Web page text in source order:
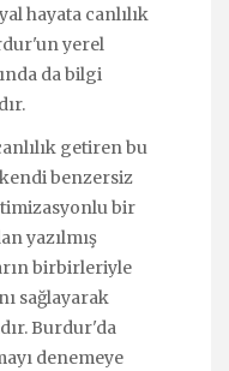
hayata canlılık
yerel
da bilgi
getiren bu
benzersiz
bir
yazılmış
birbirleriyle
sağlayarak
Burdur'da
denemeye